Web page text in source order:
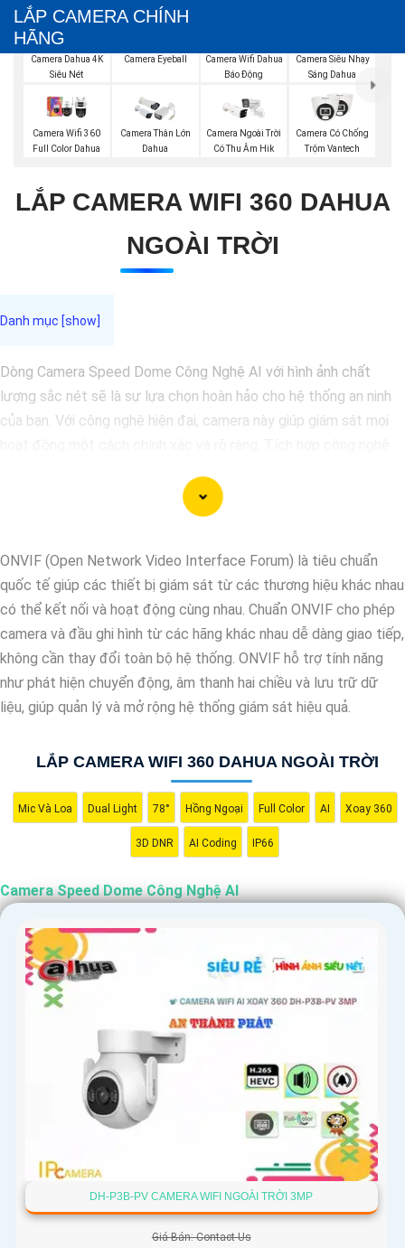
LẮP CAMERA CHÍNH
HÃNG
Camera Dahua 4K
Siêu Nét
Camera Eyeball
Camera Wifi Dahua
Báo Động
Camera Siêu Nhạy
Sáng Dahua
Camera Wifi 360
Full Color Dahua
Camera Thân Lớn
Dahua
Camera Ngoài Trời
Có Thu Âm Hik
Camera Có Chống
Trộm Vantech
LẮP CAMERA WIFI 360 DAHUA
NGOÀI TRỜI
Dòng Camera Speed Dome Công Nghệ AI với hình ảnh chất
lượng sắc nét sẽ là sự lựa chọn hoàn hảo cho hệ thống an ninh
của bạn. Với công nghệ hiện đại, camera này giúp giám sát mọi
giúp tăng cường hiệu quả giám sát và bảo vệ.
Hãy chọn Camera Speed Dome Công Nghệ AI để
vào một giải pháp an ninh đáng tin cậy.
ONVIF (Open Network Video Interface Forum) là tiêu chuẩn
quốc tế giúp các thiết bị giám sát từ các thương hiệu khác nhau
có thể kết nối và hoạt động cùng nhau. Chuẩn ONVIF cho phép
camera và đầu ghi hình từ các hãng khác nhau dễ dàng giao tiếp,
không cần thay đổi toàn bộ hệ thống. ONVIF hỗ trợ tính năng
như phát hiện chuyển động, âm thanh hai chiều và lưu trữ dữ
liệu, giúp quản lý và mở rộng hệ thống giám sát hiệu quả.
LẮP CAMERA WIFI 360 DAHUA NGOÀI TRỜI
Mic Và Loa Dual Light 78° Hồng Ngoại Full Color AI Xoay 360
3D DNR AI Coding IP66
Camera Speed Dome Công Nghệ AI
DH-P3B-PV CAMERA WIFI NGOÀI TRỜI 3MP
Giá Bán: Contact Us